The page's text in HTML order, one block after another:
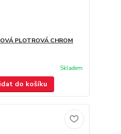
PLOTROVÁ CHROM
Skladem
do košíku